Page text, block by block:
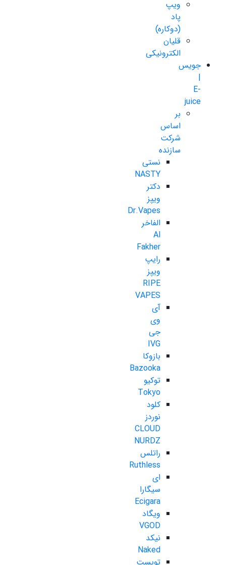
ویپ
پاد
(دوکاره)
قلیان
الکترونیکی
جویس
|
E-
juice
بر
اساس
شرکت
سازنده
نستی
NASTY
دکتر
ویپز
Dr.Vapes
الفاخر
Al
Fakher
رایپ
ویپز
RIPE
VAPES
آی
وی
جی
IVG
بازوکا
Bazooka
توکیو
Tokyo
کلود
نوردز
CLOUD
NURDZ
راتلس
Ruthless
ای
سیگارا
Ecigara
ویگاد
VGOD
نیکد
Naked
تویست